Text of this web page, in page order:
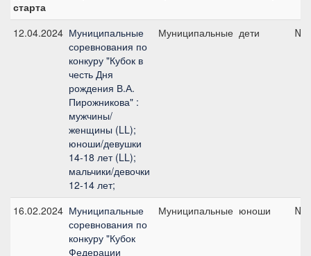
старта
12.04.2024 Муниципальные
соревнования по
конкуру "Кубок в
честь Дня
рождения В.А.
Пирожникова" :
мужчины/
женщины (LL);
юноши/девушки
14-18 лет (LL);
мальчики/девочки
12-14 лет;
Муниципальные дети
16.02.2024 Муниципальные
соревнования по
конкуру "Кубок
Федерации
Муниципальные юноши